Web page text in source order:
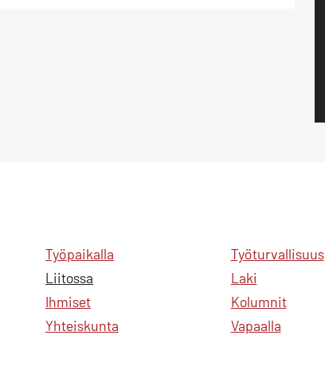
Työpaikalla
Liitossa
Ihmiset
Yhteiskunta
Työturvallisuus
Laki
Kolumnit
Vapaalla